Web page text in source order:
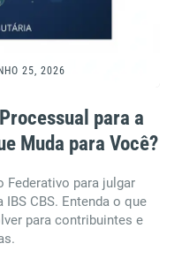
25, 2026
para a
Muda para Você?
Federativo para julgar
CBS. Entenda o que
para contribuintes e